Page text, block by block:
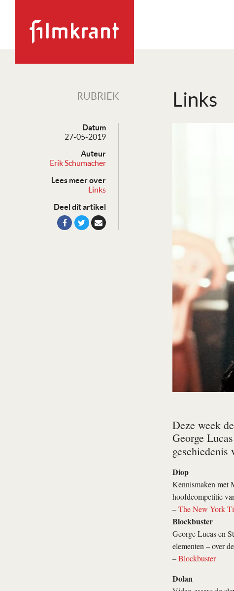
RUBRIEK Links
Datum
27-05-2019
Auteur
Erik Schumacher
Lees meer over
Links
Deel dit artikel
Deze week
George
geschiedenis
Diop
Kennismaken met
hoofdcompetitie
–The New York
Blockbuster
George Lucas en
elementen – over
–Blockbuster
Dolan